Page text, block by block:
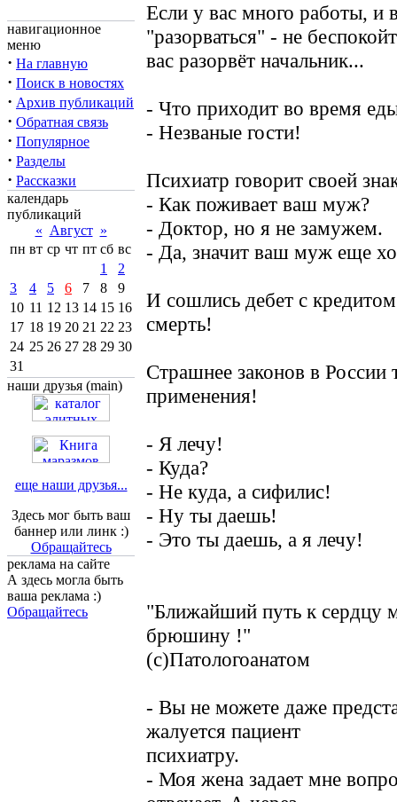
навигационное
меню
· На главную
· Поиск в новостях
· Архив публикаций
· Обратная связь
· Популярное
· Разделы
· Рассказки
календарь
публикаций
« Август »
пн вт ср чт пт сб вс
1
2
3
4 5 6 7 8
9
10 11 12 13 14 15 16
17 18 19 20 21 22 23
24 25 26 27 28 29 30
31
наши друзья (main)
еще наши друзья...
Здесь мог быть ваш
баннер или линк :)
Обращайтесь
реклама на сайте
А здесь могла быть
ваша реклама :)
Обращайтесь
Если у вас много работы, и
"разорваться" - не
вас разорвёт начальник...
- Что приходит во время
- Незваные гости!
Психиатр говорит своей
- Как поживает ваш муж?
- Доктор, но я не замужем.
- Да, значит ваш муж еще
И сошлись дебет с
смерть!
Страшнее законов в России
применения!
- Я лечу!
- Куда?
- Не куда, а сифилис!
- Ну ты даешь!
- Это ты даешь, а я лечу!
"Ближайший путь к сердцу
брюшину !"
(с)Патологоанатом
- Вы не можете даже
жалуется пациент
психиатру.
- Моя жена задает мне